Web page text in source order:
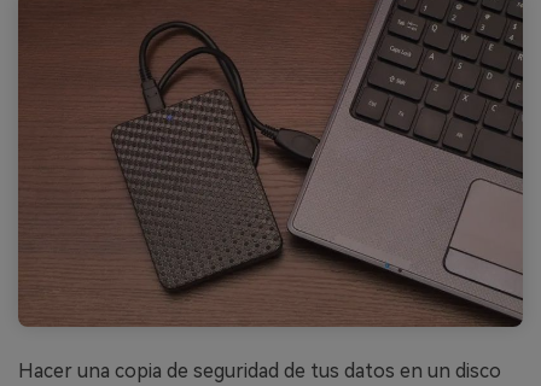
Hacer una copia de seguridad de tus datos en un disco